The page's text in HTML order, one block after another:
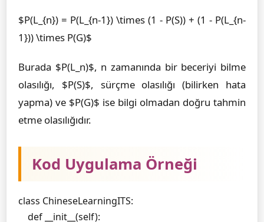
$P(L_{n}) = P(L_{n-1}) \times (1 - P(S)) + (1 - P(L_{n-
1})) \times P(G)$
Burada $P(L_n)$, n zamanında bir beceriyi bilme
olasılığı, $P(S)$, sürçme olasılığı (bilirken hata
yapma) ve $P(G)$ ise bilgi olmadan doğru tahmin
etme olasılığıdır.
Kod Uygulama Örneği
class ChineseLearningITS:
    def __init__(self):